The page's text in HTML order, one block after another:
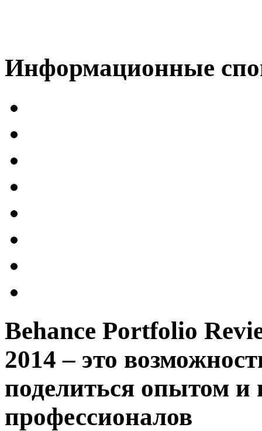
Информационные
Behance Portfolio
2014 – это
поделиться опытом и
профессионалов